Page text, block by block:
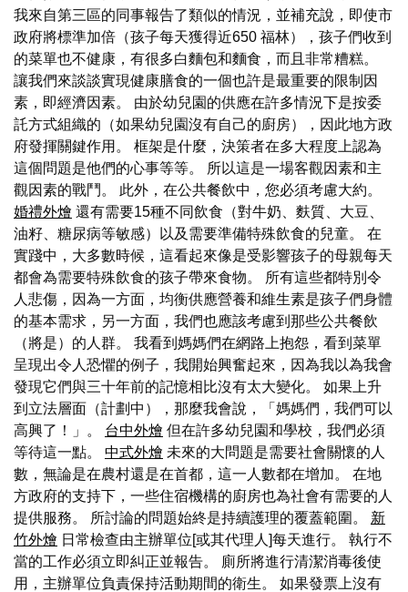
我來自第三區的同事報告了類似的情況，並補充說，即使市
政府將標準加倍（孩子每天獲得近650 福林），孩子們收到
的菜單也不健康，有很多白麵包和麵食，而且非常糟糕。
讓我們來談談實現健康膳食的一個也許是最重要的限制因
素，即經濟因素。 由於幼兒園的供應在許多情況下是按委
託方式組織的（如果幼兒園沒有自己的廚房），因此地方政
府發揮關鍵作用。 框架是什麼，決策者在多大程度上認為
這個問題是他們的心事等等。 所以這是一場客觀因素和主
觀因素的戰鬥。 此外，在公共餐飲中，您必須考慮大約。
婚禮外燴 還有需要15種不同飲食（對牛奶、麩質、大豆、
油籽、糖尿病等敏感）以及需要準備特殊飲食的兒童。 在
實踐中，大多數時候，這看起來像是受影響孩子的母親每天
都會為需要特殊飲食的孩子帶來食物。 所有這些都特別令
人悲傷，因為一方面，均衡供應營養和維生素是孩子們身體
的基本需求，另一方面，我們也應該考慮到那些公共餐飲
（將是）的人群。 我看到媽媽們在網路上抱怨，看到菜單
呈現出令人恐懼的例子，我開始興奮起來，因為我以為我會
發現它們與三十年前的記憶相比沒有太大變化。 如果上升
到立法層面（計劃中），那麼我會說，「媽媽們，我們可以
高興了！」。 台中外燴 但在許多幼兒園和學校，我們必須
等待這一點。 中式外燴 未來的大問題是需要社會關懷的人
數，無論是在農村還是在首都，這一人數都在增加。 在地
方政府的支持下，一些住宿機構的廚房也為社會有需要的人
提供服務。 所討論的問題始終是持續護理的覆蓋範圍。 新
竹外燴 日常檢查由主辦單位[或其代理人]每天進行。 執行不
當的工作必須立即糾正並報告。 廁所將進行清潔消毒後使
用，主辦單位負責保持活動期間的衛生。 如果發票上沒有